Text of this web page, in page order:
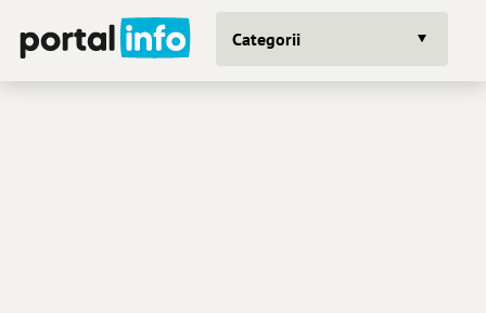
Categorii